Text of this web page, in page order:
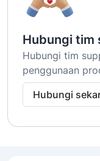
Hubungi tim
Hubungi tim
penggunaan
Hubungi